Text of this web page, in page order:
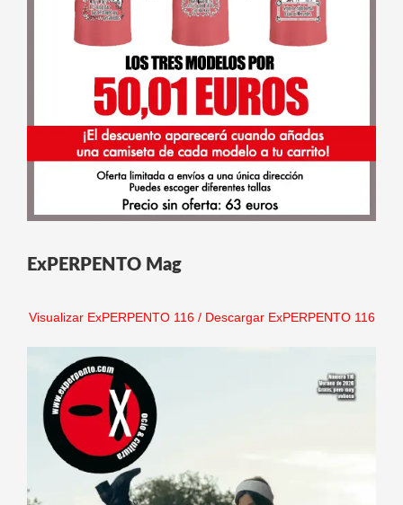
ExPERPENTO Mag
Visualizar ExPERPENTO 116/ Descargar ExPERPENTO 116